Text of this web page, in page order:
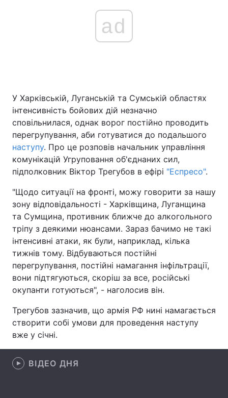
Україна Політика
Економіка Світ
Спорт Наука
Техно і зв'язок
Зброя Інциденти
Здоров'я Туризм
Цікавинки Погода
Екологія Регіони
Лонгріди
Відео з Youtube Статті
Архів
ad
У Харківській, Луганській та Сумській областях
інтенсивність бойових дій незначно
сповільнилася, однак ворог постійно проводить
перегрупування, аби готуватися до подальшого
наступу. Про це розповів начальник управління
комунікацій Угруповання об'єднаних сил,
підполковник Віктор Трегубов в ефірі "Еспресо".
"Щодо ситуації на фронті, можу говорити за нашу
зону відповідальності - Харківщина, Луганщина
та Сумщина, противник ближче до алкогольного
тріпу з деякими нюансами. Зараз бачимо не такі
інтенсивні атаки, як були, наприклад, кілька
тижнів тому. Відбуваються постійні
перегрупування, постійні намагання інфільтрації,
вони підтягуються, скоріш за все, російські
окупанти готуються", - наголосив він.
Трегубов зазначив, що армія РФ нині намагається
створити собі умови для проведення наступу
вже у січні.
ВІДЕО ДНЯ